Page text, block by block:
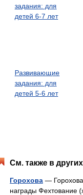
задания: для
детей 6-7 лет
Развивающие
задания: для
детей 5-6 лет
См. также в
Горохова —
награды